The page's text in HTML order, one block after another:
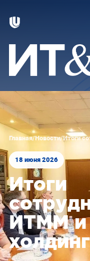
Главная/Новости/Итоги
18 июня 2026
Итоги
ИТММ и